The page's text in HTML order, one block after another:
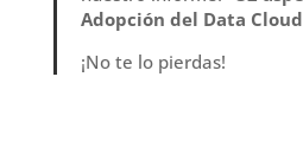
Adopción del Data Cloud
¡No te lo pierdas!